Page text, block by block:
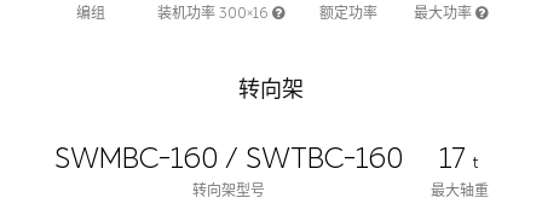
编组
装机功率 300×16
额定功率
最大功率
转向架
SWMBC-160 / SWTBC-160
转向架型号
17 t
最大轴重